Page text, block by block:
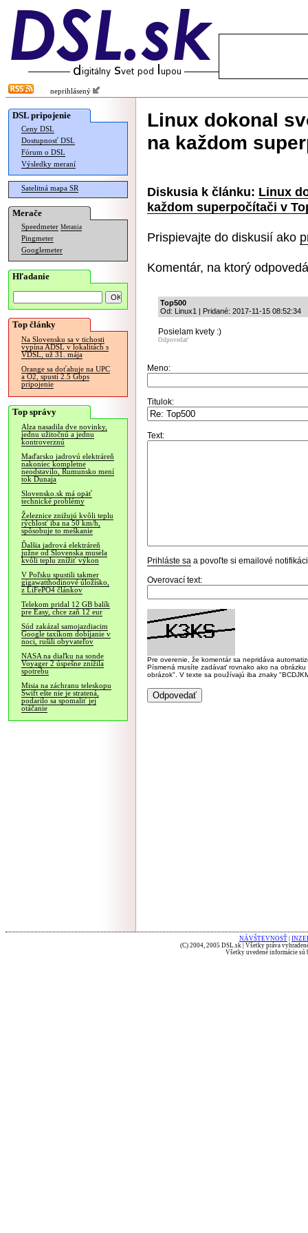
neprihlásený
DSL pripojenie
Ceny DSL
Dostupnosť DSL
Fórum o DSL
Výsledky meraní
Satelitná mapa SR
Merače
Speedmeter Merania
Pingmeter
Googlemeter
Hľadanie
Top články
Na Slovensku sa v tichosti
vypína ADSL v lokalitách s
VDSL, už 31. mája
Orange sa doťahuje na UPC
a O2, spustí 2.5 Gbps
pripojenie
Top správy
Alza nasadila dve novinky,
jednu užitočnú a jednu
kontroverznú
Maďarsko jadrovú elektráreň
nakoniec kompletne
neodstavilo, Rumunsko mení
tok Dunaja
Slovensko.sk má opäť
technické problémy
Železnice znižujú kvôli teplu
rýchlosť iba na 50 km/h,
spôsobuje to meškanie
Ďalšia jadrová elektráreň
južne od Slovenska musela
kvôli teplu znížiť výkon
V Poľsku spustili takmer
gigawatthodinové úložisko,
z LiFePO4 článkov
Telekom pridal 12 GB balík
pre Easy, chce zaň 12 eur
Súd zakázal samojazdiacim
Google taxíkom dobíjanie v
noci, rušili obyvateľov
NASA na diaľku na sonde
Voyager 2 úspešne znížila
spotrebu
Misia na záchranu teleskopu
Swift ešte nie je stratená,
podarilo sa spomaliť jej
otáčanie
Linux dokonal
na každom
Diskusia k článku: Linux
každom superpočítači v
Prispievajte do diskusií ako
Komentár, na ktorý
Top500
Od: Linux1 | Pridané: 2017-11-15 08:52:34
Posielam kvety :)
Odpovedať
Meno:
Titulok:
Text:
Prihláste sa a povoľte si emailové
Overovací text:
Pre overenie, že komentár sa nepridáva
Písmená musíte zadávať rovnako ako na
obrázok". V texte sa používajú iba znaky
NÁVŠTEVNOSŤ
(C) 2004, 2005 DSL.sk | Všetky práva
Všetky uvedené informácie sú